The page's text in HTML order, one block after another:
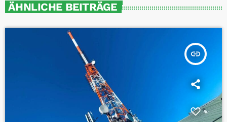
ÄHNLICHE BEITRÄGE
insert_link